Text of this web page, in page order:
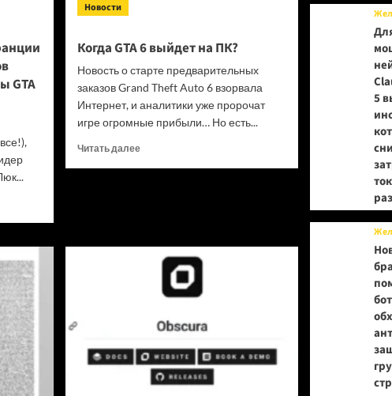
GTA
Новости
Когда GTA 6 выйдет на ПК?
Новость о старте предварительных
заказов Grand Theft Auto 6 взорвала
Интернет, и аналитики уже пророчат
игре огромные прибыли… Но есть...
Читать далееПрочитать
5
раз